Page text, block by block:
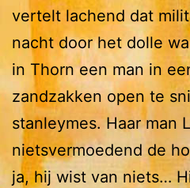
vertelt lachend dat
nacht door het dolle
in Thorn een man in
zandzakken open te
stanleymes. Haar man
nietsvermoedend de
ja, hij wist van niets…